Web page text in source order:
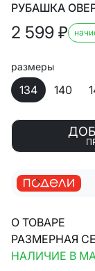
РУБАШКА
2 599 ₽
размеры
134 140
О ТОВАРЕ
РАЗМЕРНАЯ
НАЛИЧИЕ В